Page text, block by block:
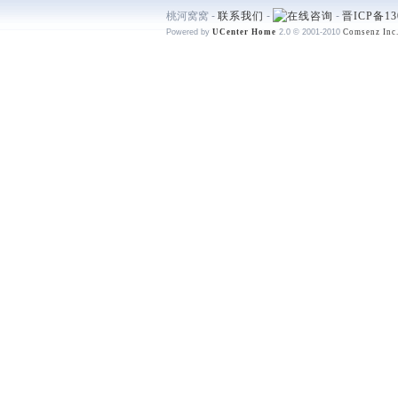
桃河窝窝 - 联系我们 - - 晋ICP备
Powered by UCenter Home 2.0 © 2001-2010 Comsenz Inc.